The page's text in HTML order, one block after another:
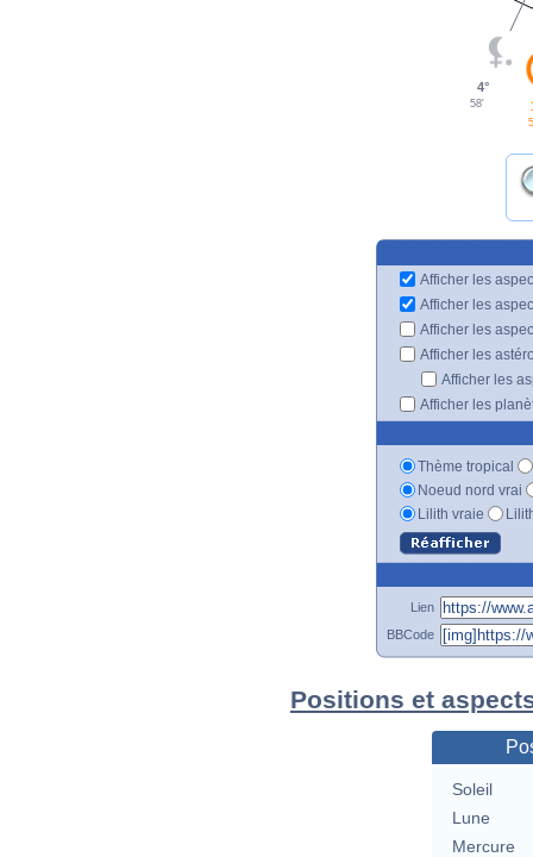
4°
58'
Afficher les
Afficher les
Afficher les
Afficher les
Afficher les
Afficher les
Thème tropical
Noeud nord vrai
Lilith vraie
Lien
BBCode
Positions et
Soleil
Lune
Mercure